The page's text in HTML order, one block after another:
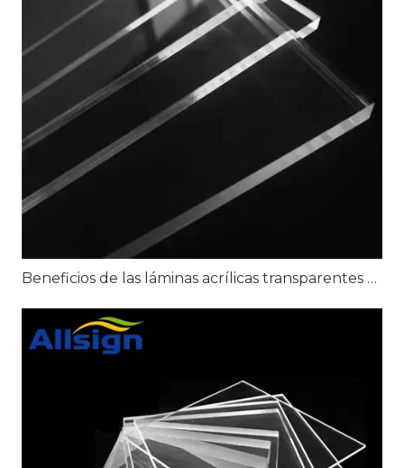
Beneficios de las láminas acrílicas transparentes para señalización transparente